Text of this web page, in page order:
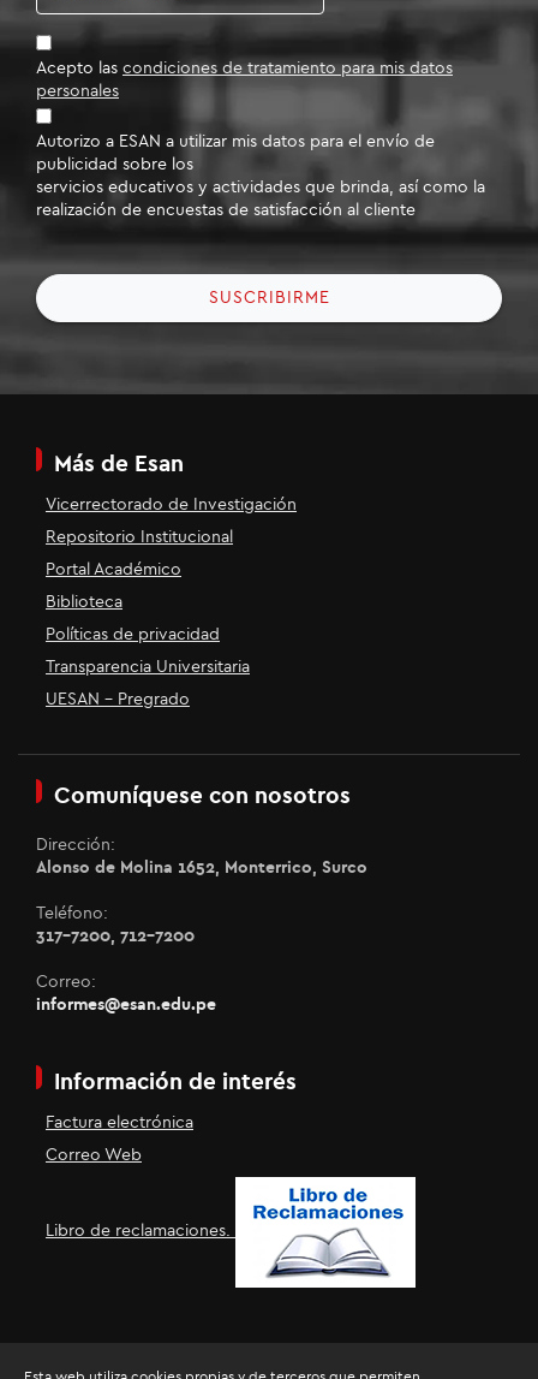
Acepto las condiciones de tratamiento para mis datos
personales
Autorizo a ESAN a utilizar mis datos para el envío de
publicidad sobre los
servicios educativos y actividades que brinda, así como la
realización de encuestas de satisfacción al cliente
SUSCRIBIRME
Más de Esan
Vicerrectorado de Investigación
Repositorio Institucional
Portal Académico
Biblioteca
Políticas de privacidad
Transparencia Universitaria
UESAN - Pregrado
Comuníquese con nosotros
Dirección:
Alonso de Molina 1652, Monterrico, Surco
Teléfono:
317-7200, 712-7200
Correo:
informes@esan.edu.pe
Información de interés
Factura electrónica
Correo Web
Libro de reclamaciones.